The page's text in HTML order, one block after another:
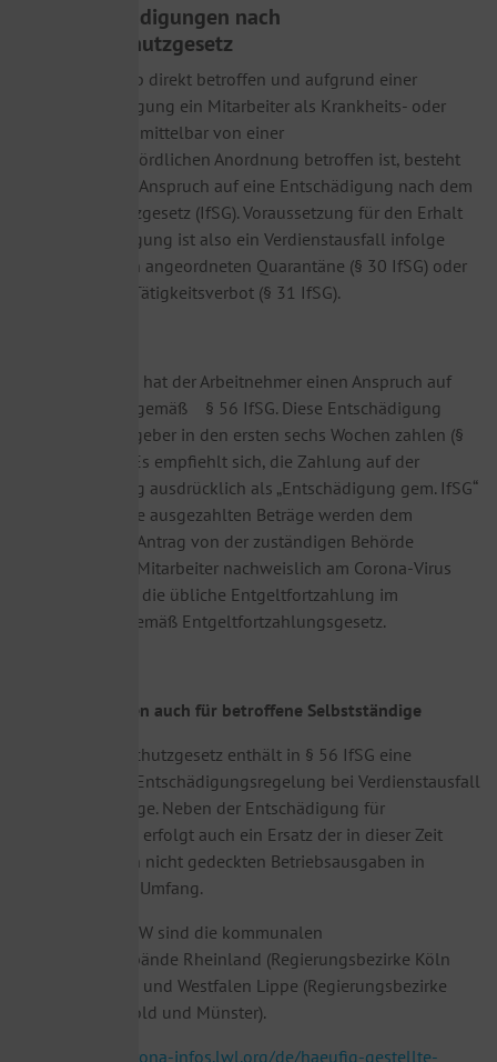
Entschädigungen nach
Infektionsschutzgesetz
Wenn ein Betrieb direkt betroffen und aufgrund einer
amtlichen Verfügung ein Mitarbeiter als Krankheits- oder
Verdachtsfall unmittelbar von einer
gesundheitsbehördlichen Anordnung betroffen ist, besteht
ein gesetzlicher Anspruch auf eine Entschädigung nach dem
Infektionsschutzgesetz (IfSG). Voraussetzung für den Erhalt
einer Entschädigung ist also ein Verdienstausfall infolge
einer behördlich angeordneten Quarantäne (§ 30 IfSG) oder
ein berufliches Tätigkeitsverbot (§ 31 IfSG).
In diesen Fällen hat der Arbeitnehmer einen Anspruch auf
Entschädigung gemäß § 56 IfSG. Diese Entschädigung
muss der Arbeitgeber in den ersten sechs Wochen zahlen (§
56 Abs. 5 IfSG). Es empfiehlt sich, die Zahlung auf der
Lohnabrechnung ausdrücklich als „Entschädigung gem. IfSG“
auszuweisen. Die ausgezahlten Beträge werden dem
Arbeitgeber auf Antrag von der zuständigen Behörde
erstattet. Ist ein Mitarbeiter nachweislich am Corona-Virus
erkrankt, erfolgt die übliche Entgeltfortzahlung im
krankheitsfall gemäß Entgeltfortzahlungsgesetz.
Entschädigungen auch für betroffene Selbstständige
Das Infektionsschutzgesetz enthält in § 56 IfSG eine
gleichlautende Entschädigungsregelung bei Verdienstausfall
für Selbstständige. Neben der Entschädigung für
Verdienstausfall erfolgt auch ein Ersatz der in dieser Zeit
weiterlaufenden nicht gedeckten Betriebsausgaben in
angemessenem Umfang.
Zuständig in NRW sind die kommunalen
Landschaftsverbände Rheinland (Regierungsbezirke Köln
und Düsseldorf) und Westfalen Lippe (Regierungsbezirke
Arnsberg, Detmold und Münster).
https://www.corona-infos.lwl.org/de/haeufig-gestellte-